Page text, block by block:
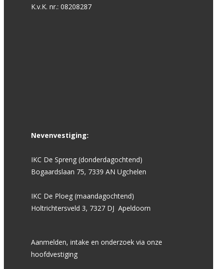
K.v.K. nr.: 08208287
Nevenvestiging:
IKC De Spreng (donderdagochtend)
Bogaardslaan 75, 7339 AN Ugchelen
IKC De Ploeg (maandagochtend)
Holtrichtersveld 3, 7327 DJ Apeldoorn
Aanmelden, intake en onderzoek via onze
hoofdvestiging